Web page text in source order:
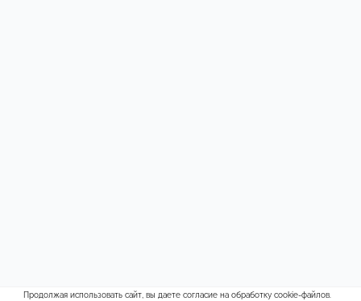
Продолжая использовать сайт, вы даете согласие на обработку cookie-файлов.